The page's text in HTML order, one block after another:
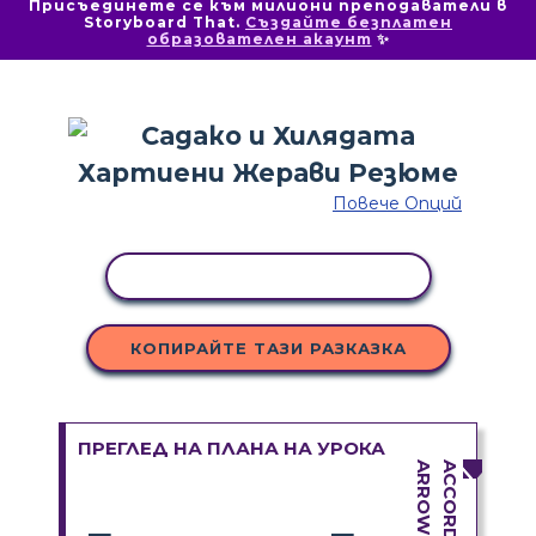
Присъединете се към милиони преподаватели в
Storyboard That. Създайте безплатен
образователен акаунт ✨
Повече Опций
КОПИРАЙТЕ ТАЗИ РАЗКАЗКА
ПРЕГЛЕД НА ПЛАНА НА УРОКА